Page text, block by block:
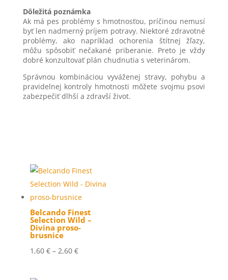
Dôležitá poznámka
Ak má pes problémy s hmotnosťou, príčinou nemusí
byť len nadmerný príjem potravy. Niektoré zdravotné
problémy, ako napríklad ochorenia štítnej žľazy,
môžu spôsobiť nečakané priberanie. Preto je vždy
dobré konzultovať plán chudnutia s veterinárom.
Správnou kombináciou vyváženej stravy, pohybu a
pravidelnej kontroly hmotnosti môžete svojmu psovi
zabezpečiť dlhší a zdravší život.
Belcando Finest
Selection Wild –
Divina proso-
brusnice
1,60 € – 2,60 €Price